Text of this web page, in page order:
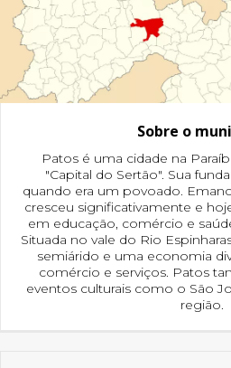
Sobre o
Patos é uma cidade na
"Capital do Sertão". Sua
quando era um povoado.
cresceu significativamente e
em educação, comércio e
Situada no vale do Rio
semiárido e uma economia
comércio e serviços. Patos
eventos culturais como o São
região.